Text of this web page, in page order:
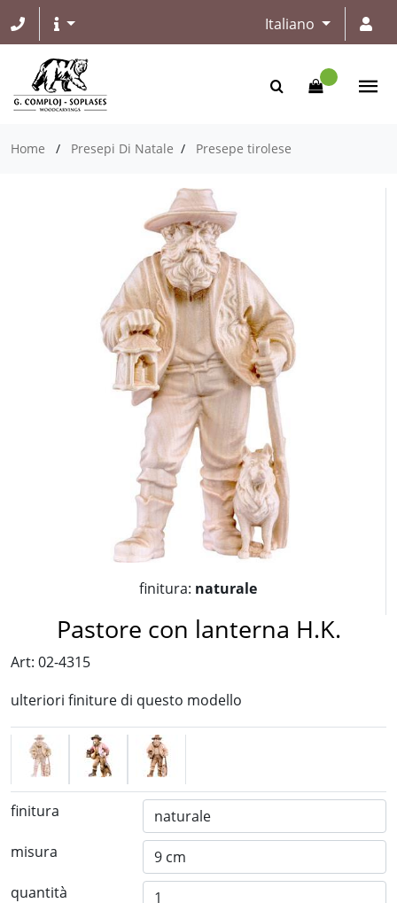
Italiano
Home / Presepi Di Natale / Presepe tirolese
finitura: naturale
Pastore con lanterna H.K.
Art: 02-4315
ulteriori finiture di questo modello
finitura
misura
quantità